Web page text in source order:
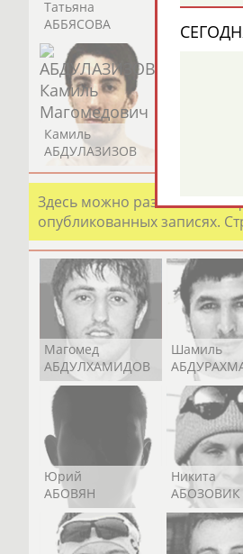
Татьяна
АББЯСОВА
Акжана
Камиль
АБДУЛАЗИЗОВ
Здесь можно разместить
опубликованных записях.
Магомед
АБДУЛХАМИДОВ
Шамиль
Юрий
АБОВЯН
Никита
АБОЗОВИК